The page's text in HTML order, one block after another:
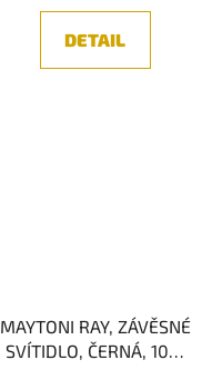
DETAIL
MAYTONI RAY, ZÁVĚSNÉ
SVÍTIDLO, ČERNÁ, 10W